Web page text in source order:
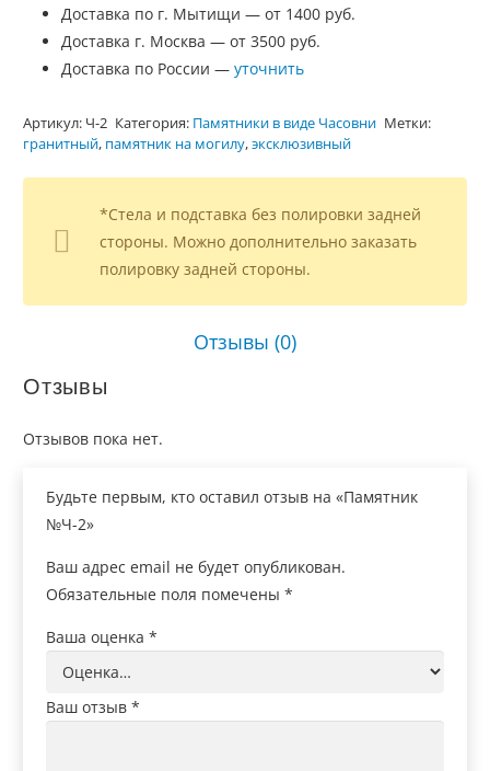
Доставка по г. Мытищи — от 1400 руб.
Доставка г. Москва — от 3500 руб.
Доставка по России — уточнить
Артикул: Ч-2 Категория: Памятники в виде Часовни Метки:
гранитный, памятник на могилу,эксклюзивный
*Стела и подставка без полировки задней
стороны. Можно дополнительно заказать
полировку задней стороны.
Отзывы (0)
Отзывы
Отзывов пока нет.
Будьте первым, кто оставил отзыв на «Памятник
№Ч-2»
Ваш адрес email не будет опубликован.
Обязательные поля помечены *
Ваша оценка *
Ваш отзыв *